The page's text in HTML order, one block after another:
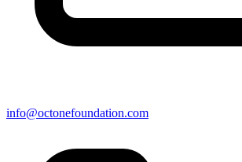
info@octonefoundation.com